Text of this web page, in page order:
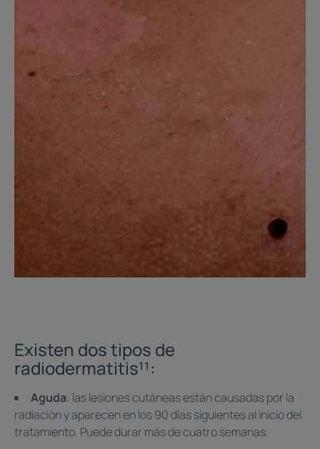
Existen dos tipos de
radiodermatitis¹¹:
Aguda: las lesiones cutáneas están causadas por la
radiación y aparecen en los 90 días siguientes al inicio del
tratamiento. Puede durar más de cuatro semanas.